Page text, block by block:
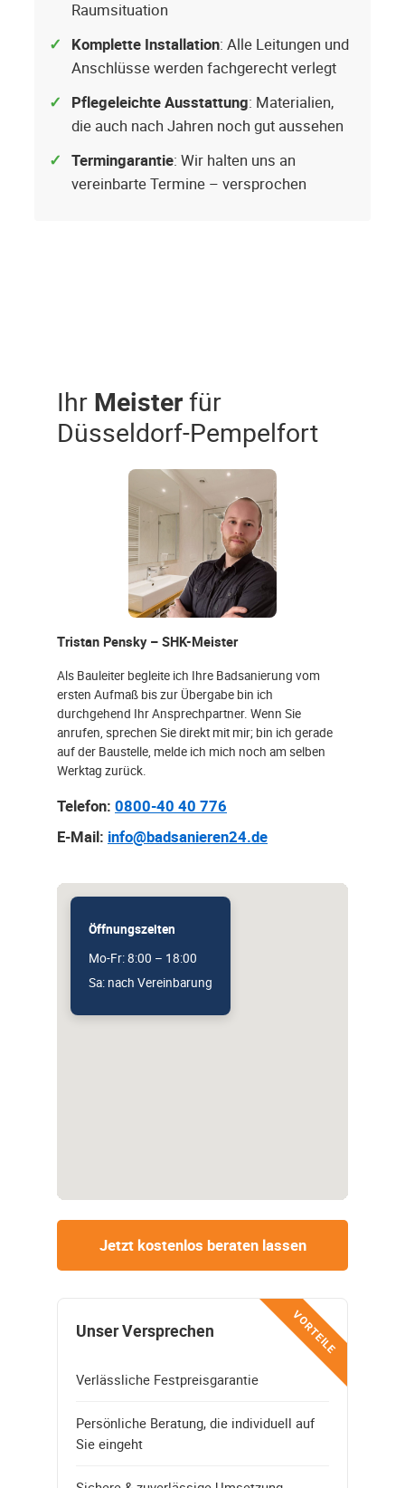
Raumsituation
Komplette Installation: Alle Leitungen und
Anschlüsse werden fachgerecht verlegt
Pflegeleichte Ausstattung: Materialien,
die auch nach Jahren noch gut aussehen
Termingarantie: Wir halten uns an
vereinbarte Termine – versprochen
Ihr Meisterfür
Düsseldorf-Pempelfort
Tristan Pensky – SHK-Meister
Als Bauleiter begleite ich Ihre Badsanierung vom
ersten Aufmaß bis zur Übergabe bin ich
durchgehend Ihr Ansprechpartner. Wenn Sie
anrufen, sprechen Sie direkt mit mir; bin ich gerade
auf der Baustelle, melde ich mich noch am selben
Werktag zurück.
Telefon: 0800-40 40 776
E-Mail: info@badsanieren24.de
Öffnungszeiten
Mo-Fr: 8:00 – 18:00
Sa: nach Vereinbarung
Jetzt kostenlos beraten lassen
VORTEILE
Unser Versprechen
Verlässliche Festpreisgarantie
Persönliche Beratung, die individuell auf
Sie eingeht